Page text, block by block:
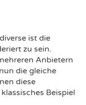
ist die
zu sein.
Anbietern
die gleiche
diese
Beispiel